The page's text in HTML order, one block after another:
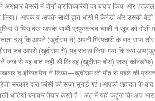
अखबार केसरी में दोनों क्रांतिकारियों का बचाव किया और
लिया। आपके व आपके साथी द्वारा धोखे में कैनेडी और उसकी
से घिरा देख आपके साथी प्रफुल्लचंद चाकी ने खुद को गोली
चलूं कि आपने (खुदीराम ने) अपनी गिरफ्तारी के बाद साफ
जब आपसे (खुदीराम से) यह सवाल किया गया कि क्‍या
जज से यह बात कही थी कि वह (खुदीराम बोस) जज(
‘द इंग्लिशमैन’ ने लिखा—खुदीराम की मौत से पहले की
सरकार द्वारा फांसी की सजा सुनाई गई।आपकी शहादत के
धोतियां बनाकर तैयार करते हैं। अंत में यही कहूंगा कि आप